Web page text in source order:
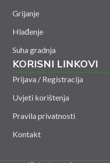
Grijanje
Hlađenje
Suha gradnja
KORISNI LINKOVI
Prijava / Registracija
Uvjeti korištenja
Pravila privatnosti
Kontakt